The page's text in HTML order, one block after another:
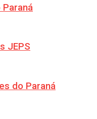
JEPS
do Paraná